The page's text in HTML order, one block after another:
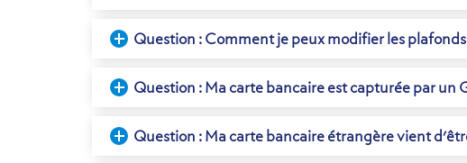
Question : Comment je peux modifier les
Question : Ma carte bancaire est capturée par un
Question : Ma carte bancaire étrangère vient